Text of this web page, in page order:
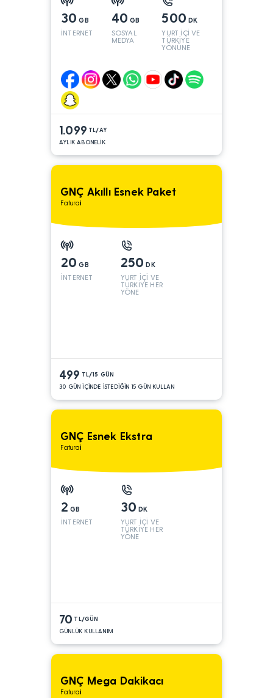
30 GB
İNTERNET
40 GB
SOSYAL
MEDYA
500 DK
YURT İÇİ VE
TÜRKİYE
YÖNÜNE
1.099 TL/AY
AYLIK ABONELİK
GNÇ Akıllı Esnek Paket
Faturalı
20 GB
İNTERNET
250 DK
YURT İÇİ VE
TÜRKİYE HER
YÖNE
499 TL/15 GÜN
30 GÜN İÇİNDE İSTEDİĞİN 15 GÜN KULLAN
GNÇ Esnek Ekstra
Faturalı
2 GB
İNTERNET
30 DK
YURT İÇİ VE
TÜRKİYE HER
YÖNE
70 TL/GÜN
GÜNLÜK KULLANIM
GNÇ Mega Dakikacı
Faturalı